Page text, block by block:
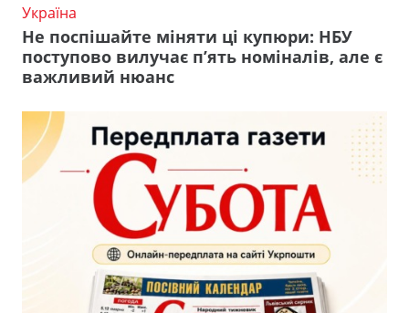
Україна
Не поспішайте міняти ці купюри: НБУ
поступово вилучає п’ять номіналів, але є
важливий нюанс